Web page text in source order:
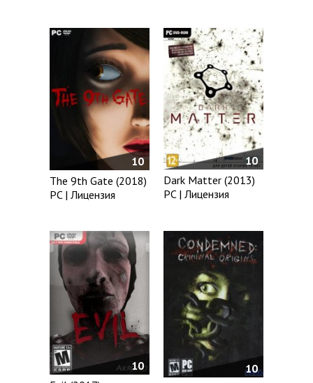
10
The 9th Gate (2018)
PC | Лицензия
10
Dark Matter (2013)
PC | Лицензия
10
10